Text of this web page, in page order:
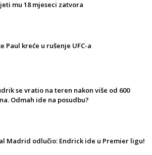
mu 18 mjeseci zatvora
Paul kreće u rušenje UFC-a
se vratio na teren nakon više od 600
Odmah ide na posudbu?
Madrid odlučio: Endrick ide u Premier ligu!